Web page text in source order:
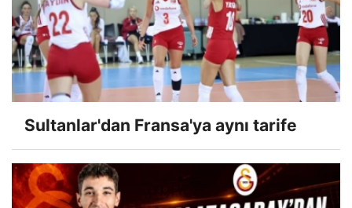
Sultanlar'dan Fransa'ya aynı tarife